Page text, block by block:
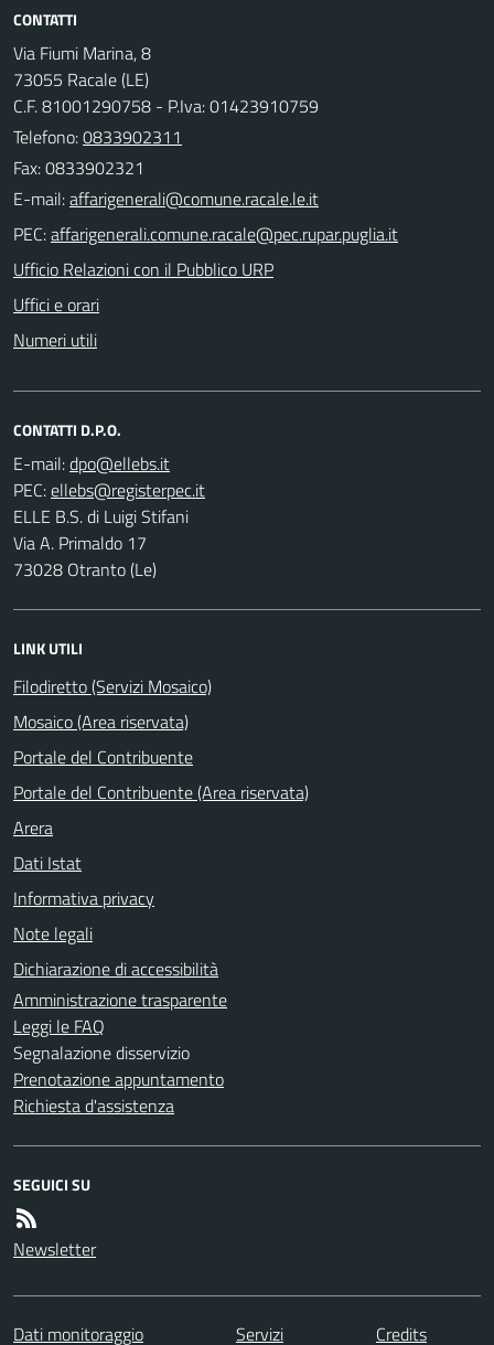
CONTATTI
Via Fiumi Marina, 8
73055 Racale (LE)
C.F. 81001290758 - P.Iva: 01423910759
Telefono:0833902311
Fax: 0833902321
E-mail:
PEC:
Ufficio Relazioni con il Pubblico URP
Uffici e orari
Numeri utili
CONTATTI D.P.O.
E-mail:
PEC:
ELLE B.S. di Luigi Stifani
Via A. Primaldo 17
73028 Otranto (Le)
LINK UTILI
Filodiretto (Servizi Mosaico)
Mosaico (Area riservata)
Portale del Contribuente
Portale del Contribuente (Area riservata)
Arera
Dati Istat
Informativa privacy
Note legali
Dichiarazione di accessibilità
Amministrazione trasparente
Leggi le FAQ
Segnalazione disservizio
Prenotazione appuntamento
Richiesta d'assistenza
SEGUICI SU
Newsletter
Dati monitoraggio Servizi Credits